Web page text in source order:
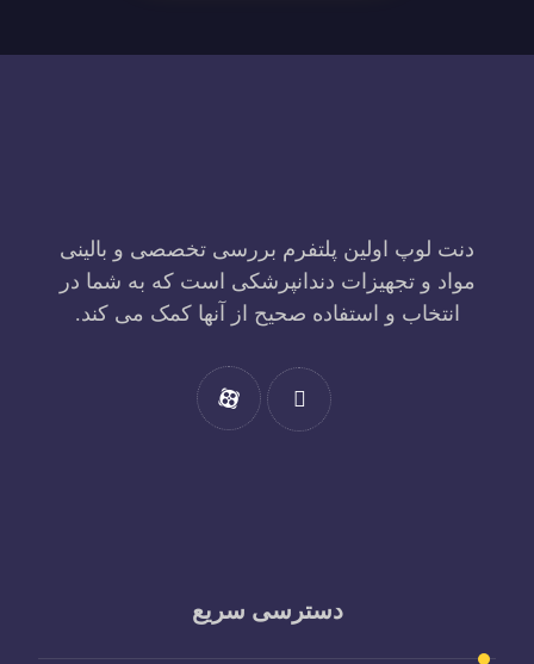
دنت لوپ اولین پلتفرم بررسی تخصصی و بالینی
مواد و تجهیزات دندانپرشکی است که به شما در
انتخاب و استفاده صحیح از آنها کمک می کند.
دسترسی سریع